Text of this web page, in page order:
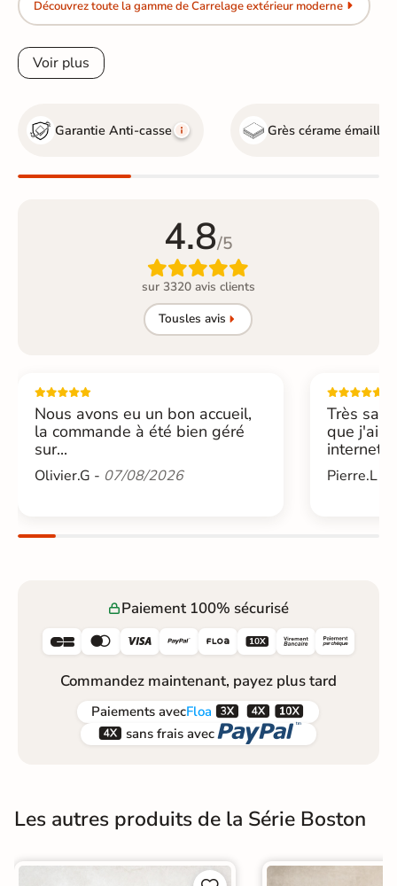
Découvrez toute la gamme de Carrelage extérieur moderne
Voir plus
Garantie Anti-casse Grès cérame émaillé
4.8/5

sur 3320 avis clients
Tousles avis
Nous avons eu un bon accueil,
la commande à été bien géré
sur...
Olivier.G - 07/08/2026
Très
que j'ai
internet....
Pierre.L -
Paiement 100% sécurisé
     
Commandez maintenant, payez plus tard
Paiements avecFloa  
 sans frais avec 
Les autres produits de la Série Boston